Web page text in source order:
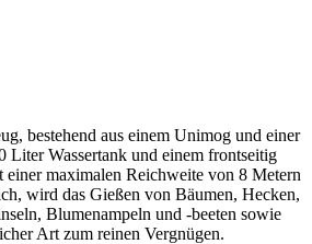
bestehend aus einem Unimog und einer
Liter Wassertank und einem frontseitig
einer maximalen Reichweite von 8 Metern
wird das Gießen von Bäumen, Hecken,
Blumenampeln und -beeten sowie
Art zum reinen Vergnügen.